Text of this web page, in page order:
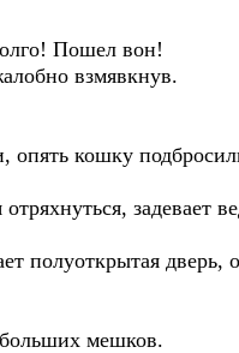
Пошел вон!
взмявкнув.
кошку
задевает
полуоткрытая дверь,
мешков.